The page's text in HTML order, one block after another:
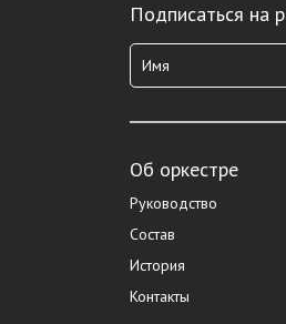
Подписаться на
Об оркестре
Руководство
Состав
История
Контакты